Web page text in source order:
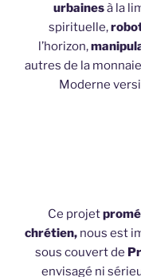
urbainesà la
spirituelle,
l’horizon,
autres de la
Moderne
Ce projet
chrétien, nous est
sous couvert de
envisagé ni